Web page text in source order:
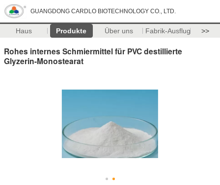
GUANGDONG CARDLO BIOTECHNOLOGY CO., LTD.
Haus Produkte Über uns Fabrik-Ausflug >>
Rohes internes Schmiermittel für PVC destillierte
Glyzerin-Monostearat